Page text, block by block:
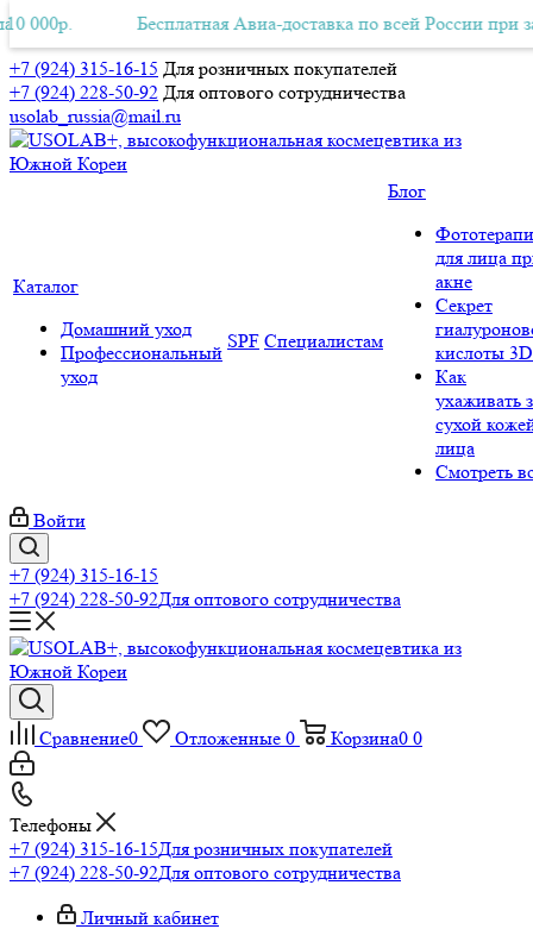
+7 (924) 315-16-15 Для розничных покупателей
+7 (924) 228-50-92 Для оптового сотрудничества
usolab_russia@mail.ru
Авиа-доставка по всей России при заказе от 10 000р.
Бесплатная Авиа-доставка по всей России при заказе от
Каталог
Домашний уход
Профессиональный
уход
SPF Специалистам
Блог
для лица
акне
Секрет
кислоты 3D
Как
ухаживать
сухой
лица
Смотреть
Войти
+7 (924) 315-16-15
+7 (924) 228-50-92Для оптового сотрудничества
Сравнение0 Отложенные 0 Корзина0 0
Телефоны
+7 (924) 315-16-15Для розничных покупателей
+7 (924) 228-50-92Для оптового сотрудничества
Личный кабинет